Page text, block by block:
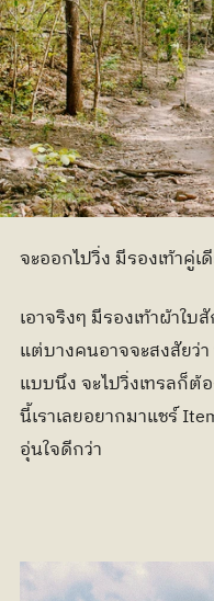
จะออกไปวิ่ง มีรองเท้าคู่
เอาจริงๆ มีรองเท้าผ้าใ
แต่บางคนอาจจะสงสัยว่
แบบนึง จะไปวิ่งเทรลก็ต้
นี้เราเลยอยากมาแชร์
อุ่นใจดีกว่า